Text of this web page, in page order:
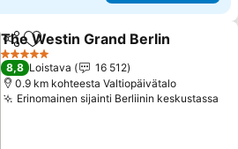
Jaa Lisää suosikkeihin
The Westin Grand Berlin
5 Tähtiluokitus
8,8 Loistava
16 512
0.9 km kohteesta Valtiopäivätalo
Erinomainen sijainti Berliinin keskustassa